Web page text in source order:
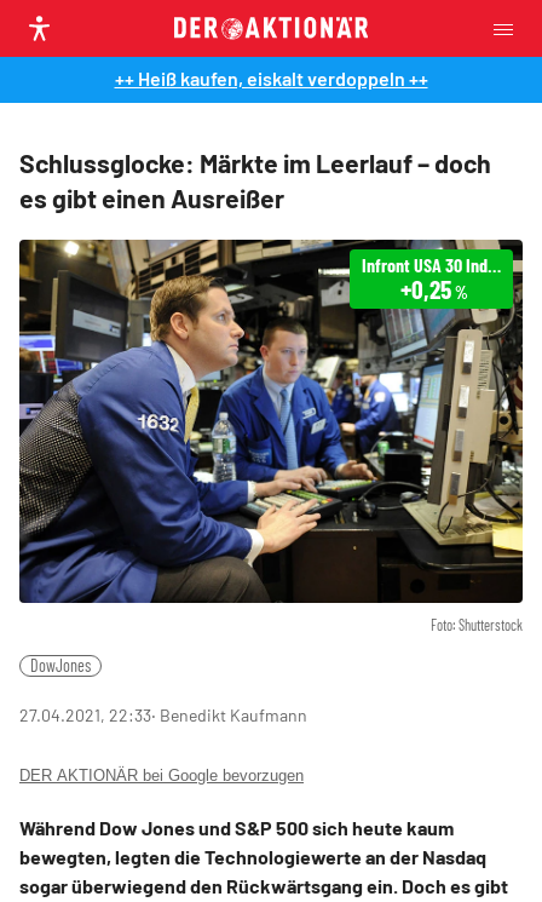
++ Heiß kaufen, eiskalt verdoppeln ++
Schlussglocke: Märkte im Leerlauf – doch
es gibt einen Ausreißer
Foto: Shutterstock
Infront USA 30 Industrial
+0,25 %
DowJones
27.04.2021, 22:33‧ Benedikt Kaufmann
DER AKTIONÄR bei Google bevorzugen
Während Dow Jones und S&P 500 sich heute kaum
bewegten, legten die Technologiewerte an der Nasdaq
sogar überwiegend den Rückwärtsgang ein. Doch es gibt